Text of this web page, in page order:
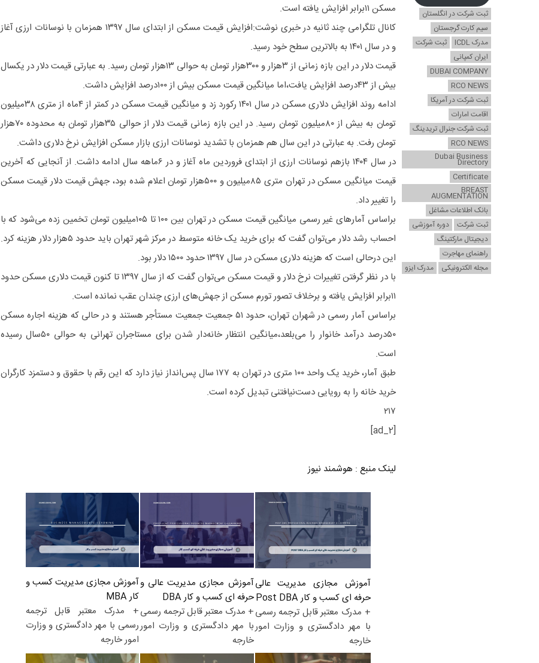
مسکن ۱۱برابر افزایش یافته است.
کانال تلگرامی چند ثانیه در خبری نوشت:افزایش قیمت مسکن از ابتدای سال ۱۳۹۷ همزمان با نوسانات ارزی آغاز
و در سال ۱۴۰۱ به بالاترین سطح خود رسید.
قیمت دلار در این بازه زمانی از ۳هزار و ۳۰۰هزار تومان به حوالی ۱۳هزار تومان رسید. به عبارتی قیمت دلار در یکسال
بیش از ۴۳درصد افزایش یافت،اما میانگین قیمت مسکن بیش از ۱۰۰درصد افزایش داشت.
ادامه روند افزایش دلاری مسکن در سال ۱۴۰۱ رکورد زد و میانگین قیمت مسکن در کمتر از ۴ماه از متری ۳۸میلیون
تومان به بیش از ۸۰میلیون تومان رسید. در این بازه زمانی قیمت دلار از حوالی ۳۵هزار تومان به محدوده ۷۰هزار
تومان رفت. به عبارتی در این سال هم همزمان با تشدید نوسانات ارزی بازار مسکن افزایش نرخ دلاری داشت.
در سال ۱۴۰۴ بازهم نوسانات ارزی از ابتدای فروردین ماه آغاز و در ۶ماهه سال ادامه داشت. از آنجایی که آخرین
قیمت میانگین مسکن در تهران متری ۸۵میلیون و ۵۰۰هزار تومان اعلام شده بود، جهش قیمت دلار قیمت مسکن
را تغییر داد.
براساس آمارهای غیر رسمی میانگین قیمت مسکن در تهران بین ۱۰۰ تا ۱۰۵میلیون تومان تخمین زده می‌شود که با
احساب رشد دلار می‌توان گفت که برای خرید یک خانه متوسط در مرکز شهر تهران باید حدود ۵هزار دلار هزینه کرد.
این درحالی است که هزینه دلاری مسکن در سال ۱۳۹۷ حدود ۱۵۰۰ دلار بود.
با در نظر گرفتن تغییرات نرخ دلار و قیمت مسکن می‌توان گفت که از سال ۱۳۹۷ تا کنون قیمت دلاری مسکن حدود
۱۱برابر افزایش یافته و برخلاف تصور تورم مسکن از جهش‌های ارزی چندان عقب نمانده است.
براساس آمار رسمی در شهران تهران، حدود ۵۱ جمعیت جمعیت مستأجر هستند و در حالی که هزینه اجاره مسکن
۵۰درصد درآمد خانوار را می‌بلعد،میانگین انتظار خانه‌دار شدن برای مستاجران تهرانی به حوالی ۵۰سال رسیده
است.
طبق آمار، خرید یک واحد ۱۰۰ متری در تهران به ۱۷۷ سال پس‌انداز نیاز دارد که این رقم با حقوق و دستمزد کارگران
خرید خانه را به رویایی دست‌نیافتنی تبدیل کرده است.
۲۱۷
[ad_2]
لینک منبع : هوشمند نیوز
آموزش مجازی مدیریت عالی
حرفه ای کسب و کار Post DBA
+ مدرک معتبر قابل ترجمه رسمی
با مهر دادگستری و وزارت امور
خارجه
آموزش مجازی مدیریت عالی و
حرفه ای کسب و کار DBA
+ مدرک معتبر قابل ترجمه رسمی
با مهر دادگستری و وزارت امور
خارجه
آموزش مجازی مدیریت کسب و
کار MBA
+ مدرک معتبر قابل ترجمه
رسمی با مهر دادگستری و وزارت
امور خارجه
ثبت شرکت در انگلستان
سیم کارت گرجستان
مدرک ICDL
ثبت شرکت
ایران کمپانی
DUBAI COMPANY
RCO NEWS
ثبت شرکت در آمریکا
اقامت امارات
ثبت شرکت جنرال تریدینگ
RCO NEWS
Dubai Business
Directory
Certificate
BREAST
AUGMENTATION
بانک اطلاعات مشاغل
ثبت شرکت
دوره آموزشی
دیجیتال مارکتینگ
راهنمای مهاجرت
مجله الکترونیکی
مدرک ایزو